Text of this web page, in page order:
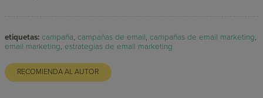
etiquetas: campaña,campañas de email,campañas de email marketing,
email marketing,estrategias de email marketing
RECOMIENDA AL AUTOR